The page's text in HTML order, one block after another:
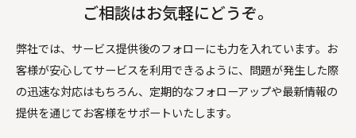
ご相談はお気軽にどうぞ。
弊社では、サービス提供後のフォローにも力を入れています。お
客様が安心してサービスを利用できるように、問題が発生した際
の迅速な対応はもちろん、定期的なフォローアップや最新情報の
提供を通じてお客様をサポートいたします。